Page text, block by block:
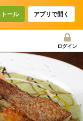
ール アプリで開く
ログイン